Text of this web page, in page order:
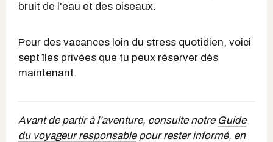
bruit de l'eau et des oiseaux.
Pour des vacances loin du stress quotidien, voici
sept îles privées que tu peux réserver dès
maintenant.
Avant de partir à l’aventure, consulte notre Guide
du voyageur responsablepour rester informé, en